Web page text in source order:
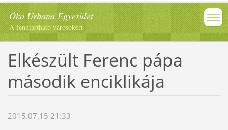
Öko Urbana Egyesület
A fenntartható városokért
Elkészült Ferenc pápa
második enciklikája
2015.07.15 21:33